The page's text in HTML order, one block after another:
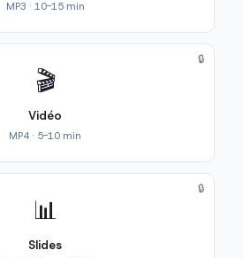
MP3 · 10-15 min
🎬
Vidéo
MP4 · 5-10 min
🔒
📊
Slides
🔒